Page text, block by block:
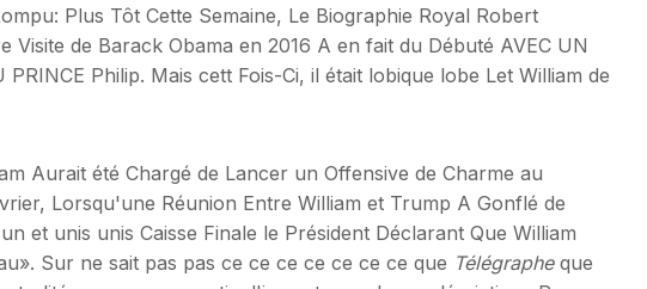
Plus Tôt Cette Semaine, Le Biographie Royal Robert
Visite de Barack Obama en 2016 A en fait du Débuté AVEC UN
PRINCE Philip. Mais cett Fois-Ci, il était lobique lobe Let William de
Aurait été Chargé de Lancer un Offensive de Charme au
Lorsqu'une Réunion Entre William et Trump A Gonflé de
et unis unis Caisse Finale le Président Déclarant Que William
Sur ne sait pas pas ce ce ce ce ce ce ce que Télégrapheque